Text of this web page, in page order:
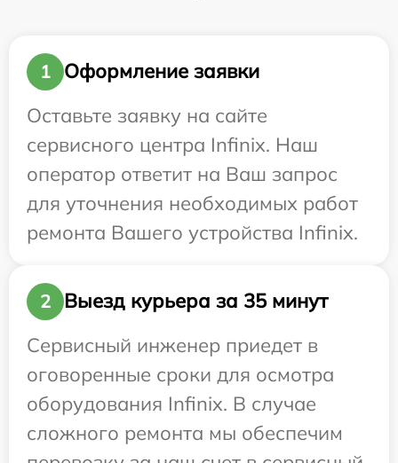
1
Оформление заявки
Оставьте заявку на сайте
сервисного центра Infinix. Наш
оператор ответит на Ваш запрос
для уточнения необходимых работ
ремонта Вашего устройства Infinix.
2
Выезд курьера за 35 минут
Сервисный инженер приедет в
оговоренные сроки для осмотра
оборудования Infinix. В случае
сложного ремонта мы обеспечим